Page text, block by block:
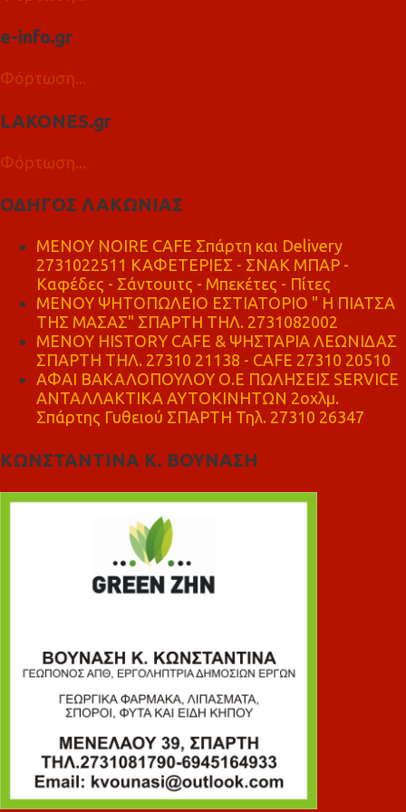
e-info.gr
Φόρτωση...
LAKONES.gr
Φόρτωση...
ΟΔΗΓΟΣ ΛΑΚΩΝΙΑΣ
MENOY NOIRE CAFE Σπάρτη και Delivery
2731022511 ΚΑΦΕΤΕΡΙΕΣ - ΣΝΑΚ ΜΠΑΡ -
Καφέδες - Σάντουιτς - Μπεκέτες - Πίτες
ΜΕΝΟΥ ΨΗΤΟΠΩΛΕΙΟ ΕΣΤΙΑΤΟΡΙΟ " Η ΠΙΑΤΣΑ
ΤΗΣ ΜΑΣΑΣ" ΣΠΑΡΤΗ ΤΗΛ. 2731082002
ΜΕΝΟΥ HISTORY CAFE & ΨΗΣΤΑΡΙΑ ΛΕΩΝΙΔΑΣ
ΣΠΑΡΤΗ ΤΗΛ. 27310 21138 - CAFE 27310 20510
ΑΦΑΙ ΒΑΚΑΛΟΠΟΥΛΟΥ Ο.Ε ΠΩΛΗΣΕΙΣ SERVICE
ΑΝΤΑΛΛΑΚΤΙΚΑ ΑΥΤΟΚΙΝΗΤΩΝ 2οχλμ.
Σπάρτης Γυθειού ΣΠΑΡΤΗ Τηλ. 27310 26347
ΚΩΝΣΤΑΝΤΙΝΑ Κ. ΒΟΥΝΑΣΗ